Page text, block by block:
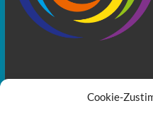
Cookie-
überlässt du es anderen?“